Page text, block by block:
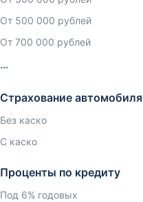
От 500 000 рублей
От 700 000 рублей
Страхование автомобиля
Без каско
С каско
Проценты по кредиту
Под 6% годовых